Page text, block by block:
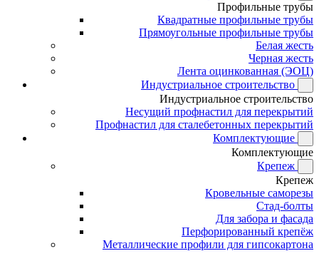
Профильные трубы
Квадратные профильные трубы
Прямоугольные профильные трубы
Белая жесть
Черная жесть
Лента оцинкованная (ЭОЦ)
Индустриальное строительство
Индустриальное строительство
Несущий профнастил для перекрытий
Профнастил для сталебетонных перекрытий
Комплектующие
Комплектующие
Крепеж
Крепеж
Кровельные саморезы
Стад-болты
Для забора и фасада
Перфорированный крепёж
Металлические профили для гипсокартона